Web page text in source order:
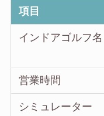
項目
インドアゴルフ名
営業時間
シミュレーター